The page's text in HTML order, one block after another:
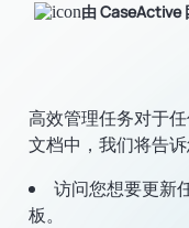
由 CaseActive
高效管理任务对于
文档中，我们将告
访问您想要更新
板。